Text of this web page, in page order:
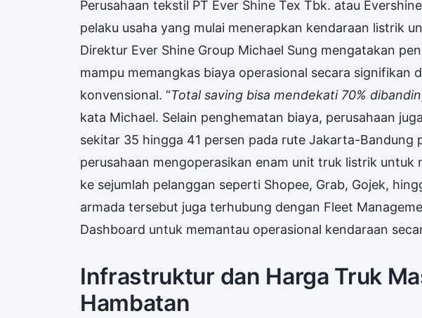
Perusahaan tekstil PT Ever Shine Tex Tbk. atau
pelaku usaha yang mulai menerapkan kendaraan listrik
Direktur Ever Shine Group Michael Sung mengatakan
mampu memangkas biaya operasional secara signifikan
konvensional. “Total saving bisa mendekati 70%
kata Michael. Selain penghematan biaya, perusahaan
sekitar 35 hingga 41 persen pada rute Jakarta-Bandung
perusahaan mengoperasikan enam unit truk listrik untuk
ke sejumlah pelanggan seperti Shopee, Grab, Gojek,
armada tersebut juga terhubung dengan Fleet
Dashboard untuk memantau operasional kendaraan
Infrastruktur dan Harga Truk
Hambatan